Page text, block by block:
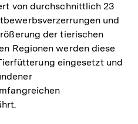
von durchschnittlich 23
und
der tierischen
Regionen werden diese
eingesetzt und